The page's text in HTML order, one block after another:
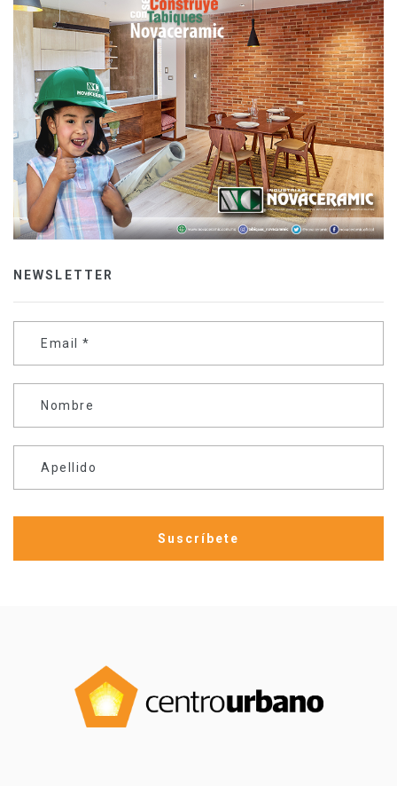
NEWSLETTER
Email *
Nombre
Apellido